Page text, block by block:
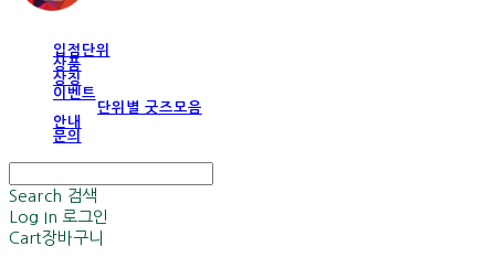
입점단위
상품
상징
이벤트
단위별 굿즈모음
안내
문의
Search 검색
Log In 로그인
Cart장바구니